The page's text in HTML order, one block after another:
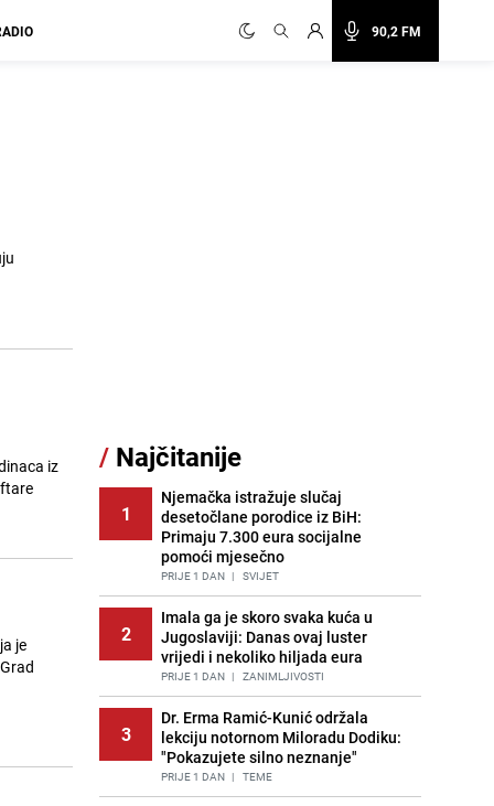
90,2 FM
iz
je
/ Najčitanije
1
Njemačka istražuje slučaj
desetočlane porodice iz BiH:
Primaju 7.300 eura socijalne
pomoći mjesečno
PRIJE 1 DAN | SVIJET
2
Imala ga je skoro svaka kuća u
Jugoslaviji: Danas ovaj luster
vrijedi i nekoliko hiljada eura
PRIJE 1 DAN | ZANIMLJIVOSTI
3
Dr. Erma Ramić-Kunić održala
lekciju notornom Miloradu Dodiku:
"Pokazujete silno neznanje"
PRIJE 1 DAN | TEME